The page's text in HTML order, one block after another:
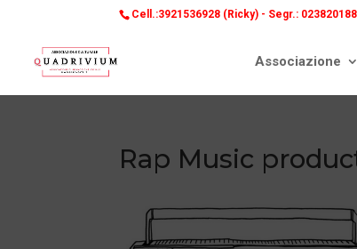
Cell.:3921536928 (Ricky) - Segr.:
Associazione
Rap Music